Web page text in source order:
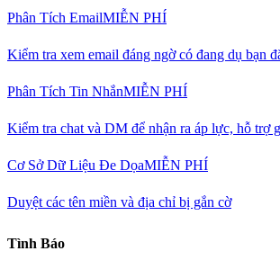
Phân Tích EmailMIỄN PHÍ
Kiểm tra xem email đáng ngờ có đang dụ bạn
Phân Tích Tin NhắnMIỄN PHÍ
Kiểm tra chat và DM để nhận ra áp lực, hỗ trợ
Cơ Sở Dữ Liệu Đe DọaMIỄN PHÍ
Duyệt các tên miền và địa chỉ bị gắn cờ
Tình Báo